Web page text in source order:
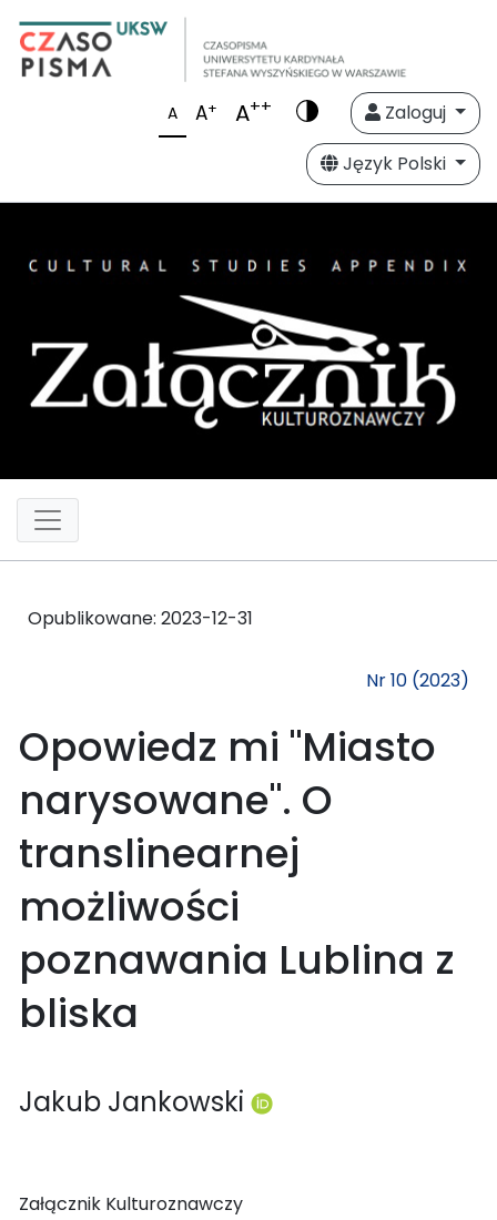
A A+ A++
Zaloguj
Język Polski
Opublikowane: 2023-12-31
Nr 10 (2023)
Opowiedz mi "Miasto
narysowane". O
translinearnej
możliwości
poznawania Lublina z
bliska
Jakub Jankowski
Załącznik Kulturoznawczy